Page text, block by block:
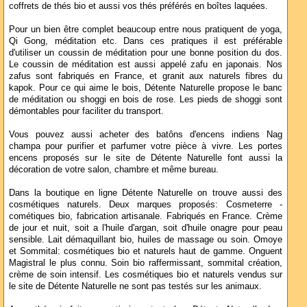
coffrets de thés bio et aussi vos thés préférés en boîtes laquées.
Pour un bien être complet beaucoup entre nous pratiquent de yoga,
Qi Gong, méditation etc. Dans ces pratiques il est préférable
d'utiliser un coussin de méditation pour une bonne position du dos.
Le coussin de méditation est aussi appelé zafu en japonais. Nos
zafus sont fabriqués en France, et granit aux naturels fibres du
kapok. Pour ce qui aime le bois, Détente Naturelle propose le banc
de méditation ou shoggi en bois de rose. Les pieds de shoggi sont
démontables pour faciliter du transport.
Vous pouvez aussi acheter des batôns d'encens indiens Nag
champa pour purifier et parfumer votre pièce à vivre. Les portes
encens proposés sur le site de Détente Naturelle font aussi la
décoration de votre salon, chambre et même bureau.
Dans la boutique en ligne Détente Naturelle on trouve aussi des
cosmétiques naturels. Deux marques proposés: Cosmeterre -
cométiques bio, fabrication artisanale. Fabriqués en France. Crème
de jour et nuit, soit a l'huile d'argan, soit d'huile onagre pour peau
sensible. Lait démaquillant bio, huiles de massage ou soin. Omoye
et Sommital: cosmétiques bio et naturels haut de gamme. Onguent
Magistral le plus connu. Soin bio raffermissant, sommital création,
crème de soin intensif. Les cosmétiques bio et naturels vendus sur
le site de Détente Naturelle ne sont pas testés sur les animaux.